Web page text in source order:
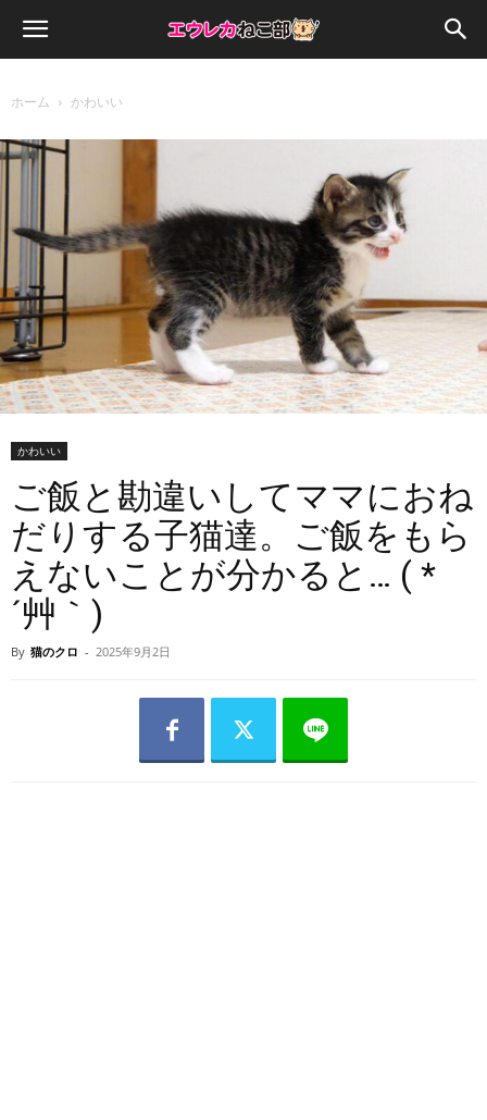
ホーム かわいい
かわいい
ご飯と勘違いしてママにおね
だりする子猫達。ご飯をもら
えないことが分かると… ( *
´艸｀)
By 猫のクロ - 2025年9月2日